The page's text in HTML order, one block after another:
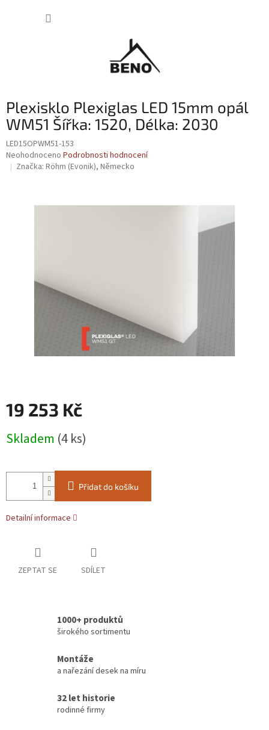
Plexisklo Plexiglas LED 15mm opál
WM51 Šířka: 1520, Délka: 2030
LED15OPWM51-153
Průměrné
hodnocení
Neohodnoceno Podrobnosti hodnocení
Značka: Röhm (Evonik), Německo
19 253 Kč
cena:
Skladem (4 ks)
Přidat do košíku
Detailní informace
ZEPTAT SE SDÍLET
1000+ produktů
širokého sortimentu
Montáže
a nařezání desek na míru
32 let historie
rodinné firmy